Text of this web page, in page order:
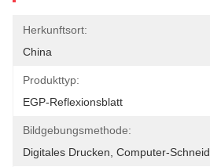
Herkunftsort:
China
Produkttyp:
EGP-Reflexionsblatt
Bildgebungsmethode:
Digitales Drucken, Computer-